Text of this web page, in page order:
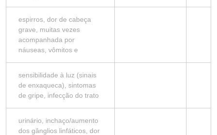
espirros, dor de cabeça
grave, muitas vezes
acompanhada por
náuseas, vômitos e
sensibilidade à luz (sinais
de enxaqueca), sintomas
de gripe, infecção do trato
urinário, inchaço/aumento
dos gânglios linfáticos, dor